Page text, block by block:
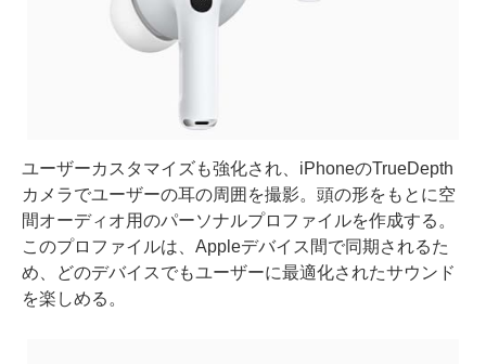
ユーザーカスタマイズも強化され、iPhoneのTrueDepth
カメラでユーザーの耳の周囲を撮影。頭の形をもとに空
間オーディオ用のパーソナルプロファイルを作成する。
このプロファイルは、Appleデバイス間で同期されるた
め、どのデバイスでもユーザーに最適化されたサウンド
を楽しめる。